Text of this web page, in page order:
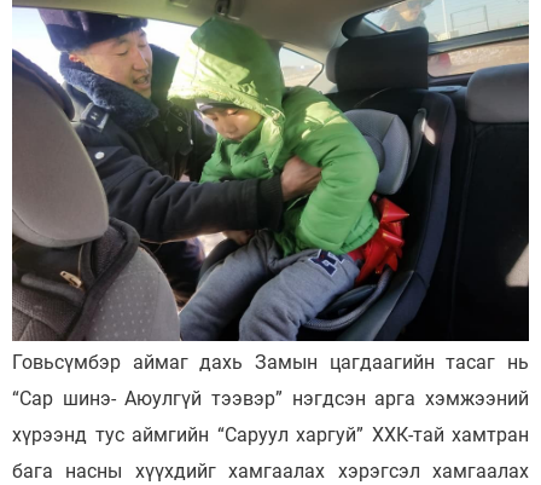
Говьсүмбэр аймаг дахь Замын цагдаагийн тасаг нь
“Сар шинэ- Аюулгүй тээвэр” нэгдсэн арга хэмжээний
хүрээнд тус аймгийн “Саруул харгуй” ХХК-тай хамтран
бага насны хүүхдийг хамгаалах хэрэгсэл хамгаалах